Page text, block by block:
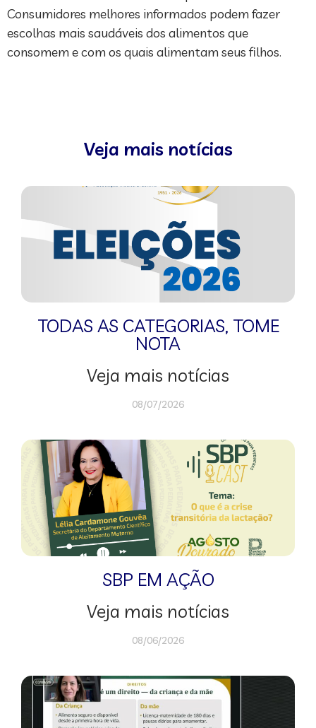
Consumidores melhores informados podem fazer
escolhas mais saudáveis dos alimentos que
consomem e com os quais alimentam seus filhos.
Veja mais notícias
TODAS AS CATEGORIAS, TOME
NOTA
Veja mais notícias
08/07/2026
SBP EM AÇÃO
Veja mais notícias
08/06/2026